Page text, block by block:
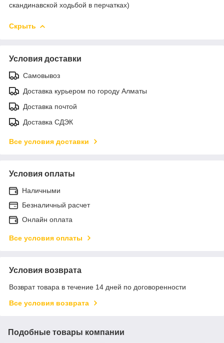
скандинавской ходьбой в перчатках)
Скрыть
Условия доставки
Самовывоз
Доставка курьером по городу Алматы
Доставка почтой
Доставка СДЭК
Все условия доставки
Условия оплаты
Наличными
Безналичный расчет
Онлайн оплата
Все условия оплаты
Условия возврата
Возврат товара в течение 14 дней по договоренности
Все условия возврата
Подобные товары компании